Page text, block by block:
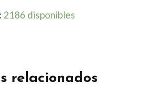
2186 disponibles
relacionados